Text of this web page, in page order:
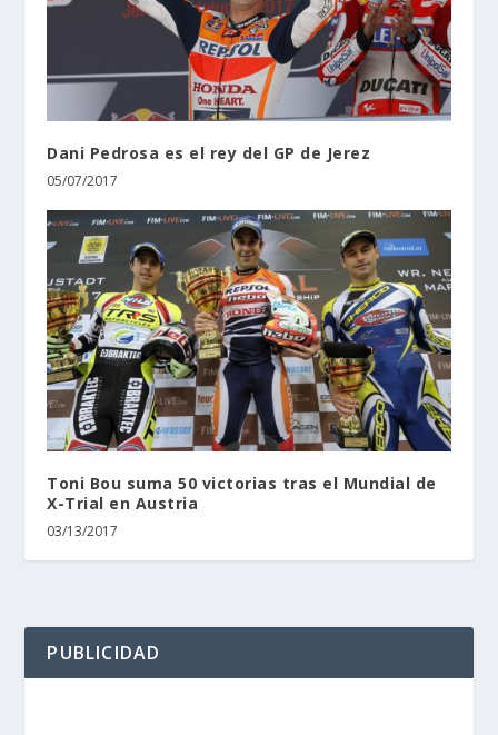
Dani Pedrosa es el rey del GP de Jerez
05/07/2017
Toni Bou suma 50 victorias tras el Mundial de
X-Trial en Austria
03/13/2017
PUBLICIDAD